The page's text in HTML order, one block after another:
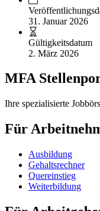
31. Januar 2026
Gültigkeitsdatum
2. März 2026
MFA
Ihre spezialisierte
Für
Ausbildung
Gehaltsrechner
Quereinstieg
Weiterbildung